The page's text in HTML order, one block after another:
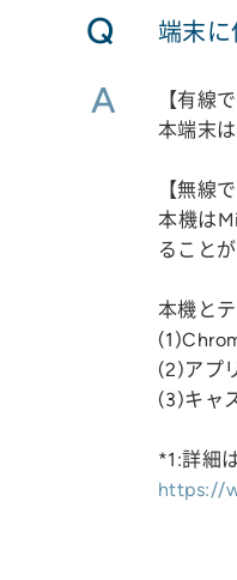
Q 端末に
A
【有線
本端末
【無線
本機は
ること
本機と
(2)アプ
(3)キャ
*1:詳細
https://